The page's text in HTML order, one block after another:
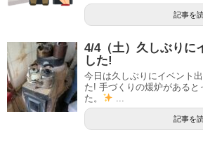
記事を
4/4（土）久しぶりに
した!
今日は久しぶりにイベント
た! 手づくりの煖炉があると
た。
記事を